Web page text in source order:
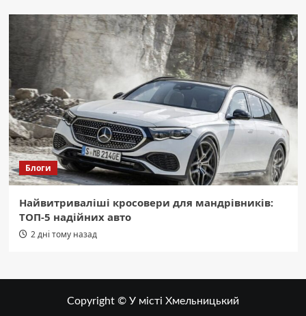
Блоги
Найвитриваліші кросовери для мандрівників:
ТОП-5 надійних авто
2 дні тому назад
Copyright © У місті Хмельницький